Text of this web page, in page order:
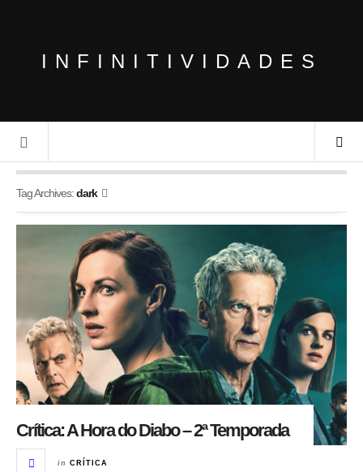
INFINITIVIDADES
Tag Archives:dark
Crítica: A Hora do Diabo – 2ª Temporada
in CRÍTICA